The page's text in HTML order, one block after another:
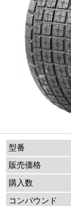
型番
販売価格
購入数
コンパウンド